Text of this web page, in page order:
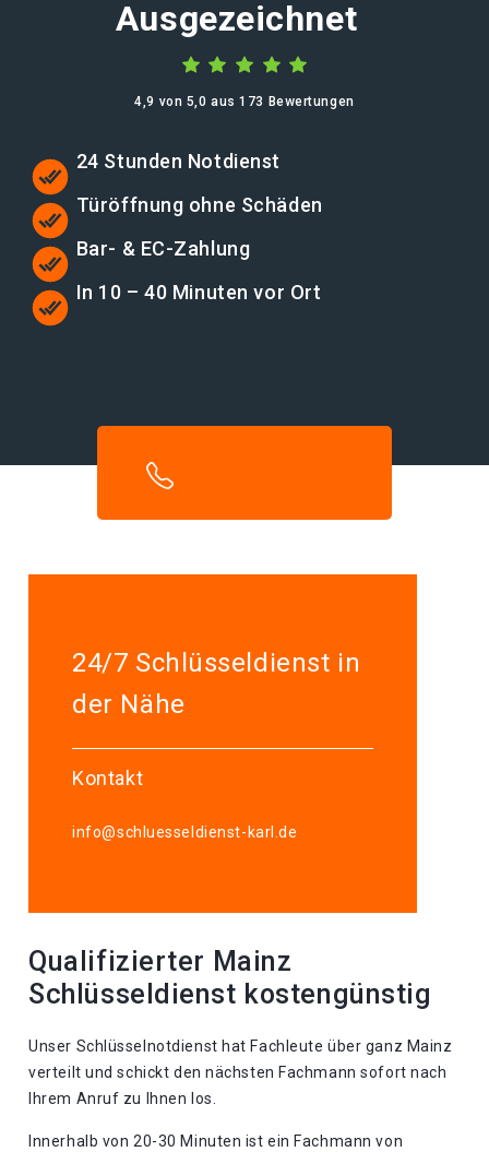
Ausgezeichnet
4,9 von 5,0 aus 173 Bewertungen
24 Stunden Notdienst
Türöffnung ohne Schäden
Bar- & EC-Zahlung
In 10 – 40 Minuten vor Ort
24/7 Schlüsseldienst in
der Nähe
Kontakt
info@schluesseldienst-karl.de
Qualifizierter Mainz
Schlüsseldienst kostengünstig
Unser Schlüsselnotdienst hat Fachleute über ganz Mainz
verteilt und schickt den nächsten Fachmann sofort nach
Ihrem Anruf zu Ihnen los.
Innerhalb von 20-30 Minuten ist ein Fachmann von